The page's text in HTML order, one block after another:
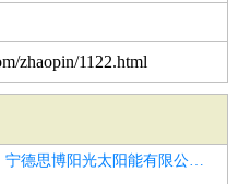
zhaopin/1122.html
宁德思博阳光太阳能有限公司招聘采购总监